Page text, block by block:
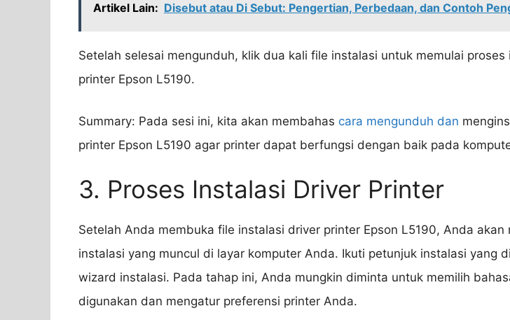
Artikel Lain: Disebut atau Di Sebut: Pengertian, Perbedaan, dan Contoh
Setelah selesai mengunduh, klik dua kali file instalasi untuk memulai
printer Epson L5190.
Summary: Pada sesi ini, kita akan membahas cara mengunduh dan
printer Epson L5190 agar printer dapat berfungsi dengan baik pada
3. Proses Instalasi Driver Printer
Setelah Anda membuka file instalasi driver printer Epson L5190, Anda akan
instalasi yang muncul di layar komputer Anda. Ikuti petunjuk instalasi yang
wizard instalasi. Pada tahap ini, Anda mungkin diminta untuk memilih
digunakan dan mengatur preferensi printer Anda.